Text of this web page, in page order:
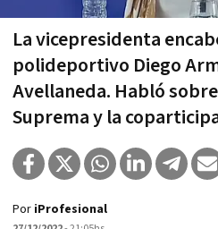
La vicepresidenta
polideportivo Diego
Avellaneda. Habló
Suprema y la
Por iProfesional